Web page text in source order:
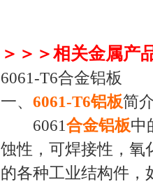
＞＞＞相关金属产
6061-T6合金铝板
一、 6061-T6铝板简
6061合金铝板中
蚀性，可焊接性，氧
的各种工业结构件，